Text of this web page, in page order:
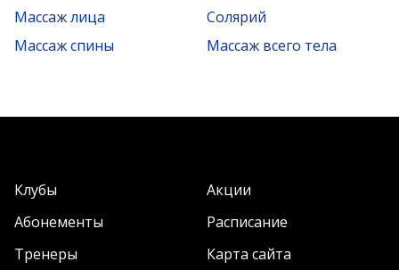
Массаж лица
Солярий
Массаж спины
Массаж всего тела
Клубы
Акции
Абонементы
Расписание
Тренеры
Карта сайта